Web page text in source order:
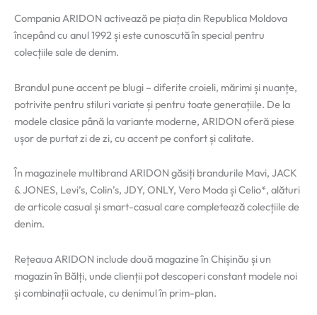
Compania ARIDON activează pe piața din Republica Moldova
începând cu anul 1992 și este cunoscută în special pentru
colecțiile sale de denim.
Brandul pune accent pe blugi – diferite croieli, mărimi și nuanțe,
potrivite pentru stiluri variate și pentru toate generațiile. De la
modele clasice până la variante moderne, ARIDON oferă piese
ușor de purtat zi de zi, cu accent pe confort și calitate.
În magazinele multibrand ARIDON găsiți brandurile Mavi, JACK
& JONES, Levi’s, Colin’s, JDY, ONLY, Vero Moda și Celio*, alături
de articole casual și smart-casual care completează colecțiile de
denim.
Rețeaua ARIDON include două magazine în Chișinău și un
magazin în Bălți, unde clienții pot descoperi constant modele noi
și combinații actuale, cu denimul în prim-plan.